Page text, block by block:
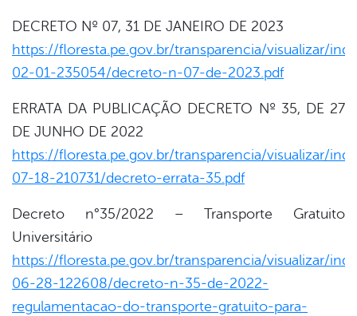
DECRETO Nº 07, 31 DE JANEIRO DE 2023
https://floresta.pe.gov.br/transparencia/visualizar/
02-01-235054/decreto-n-07-de-2023.pdf
ERRATA DA PUBLICAÇÃO DECRETO Nº 35, DE 27
DE JUNHO DE 2022
https://floresta.pe.gov.br/transparencia/visualizar/
07-18-210731/decreto-errata-35.pdf
Decreto n°35/2022 – Transporte Gratuito
Universitário
https://floresta.pe.gov.br/transparencia/visualizar/
06-28-122608/decreto-n-35-de-2022-
regulamentacao-do-transporte-gratuito-para-